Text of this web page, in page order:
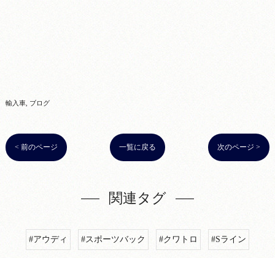
輸入車 ブログ
< 前のページ 一覧に戻る 次のページ >
関連タグ
#アウディ #スポーツバック #クワトロ #Sライン